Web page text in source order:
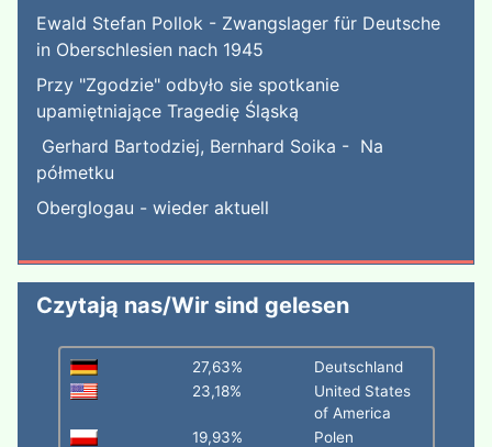
Ewald Stefan Pollok - Zwangslager für Deutsche
in Oberschlesien nach 1945
Przy "Zgodzie" odbyło sie spotkanie
upamiętniające Tragedię Śląską
Gerhard Bartodziej, Bernhard Soika - Na
półmetku
Oberglogau - wieder aktuell
Czytają nas/Wir sind gelesen
27,63%
Deutschland
23,18%
United States
of America
19,93%
Polen